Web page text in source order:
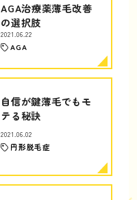
AGA治療薬薄毛改善
の選択肢
2021.06.22
AGA
自信が鍵薄毛でもモ
テる秘訣
2021.06.02
円形脱毛症